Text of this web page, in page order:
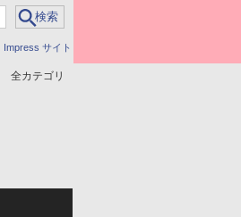
Impress サイト
全カテゴリ